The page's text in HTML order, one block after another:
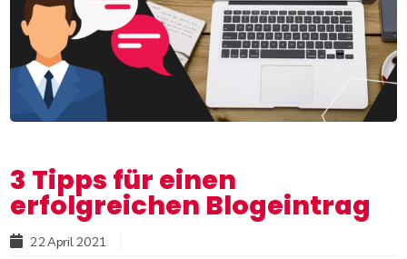
3 Tipps für einen
erfolgreichen Blogeintrag
22 April 2021